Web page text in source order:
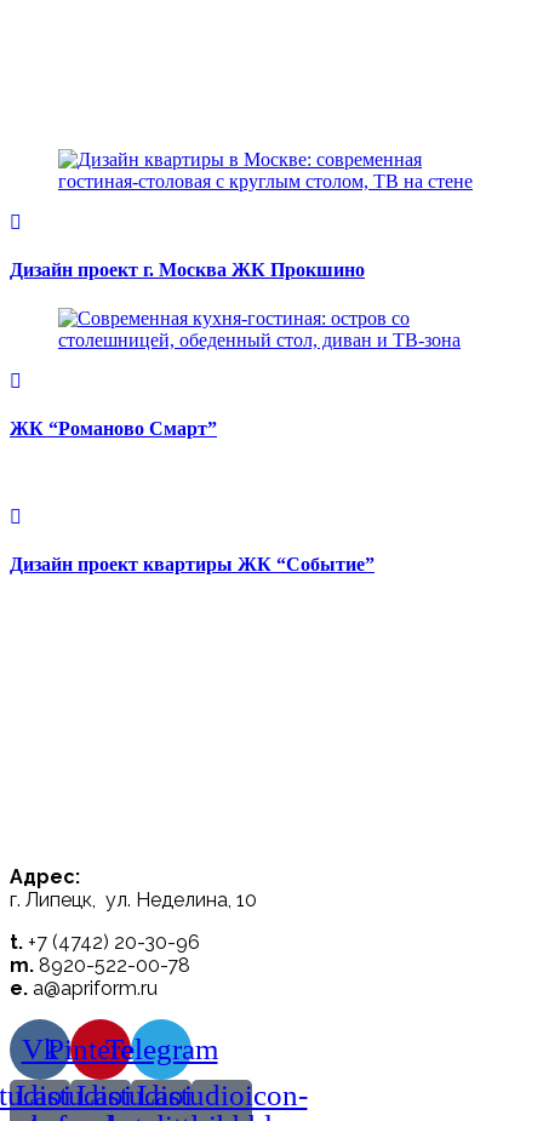
Дизайн проект г. Москва ЖК Прокшино
ЖК “Романово Смарт”
Дизайн проект квартиры ЖК “Событие”
Адрес:
г. Липецк, ул. Неделина, 10
t. +7 (4742) 20-30-96
m. 8920-522-00-78
e. a@apriform.ru
VkPinterestTelegram
Lastudioicon-
Lastudioicon-
Lastudioicon-